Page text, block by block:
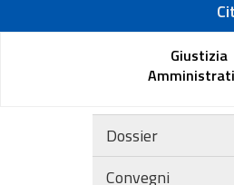
Giustizia
Dossier
Convegni